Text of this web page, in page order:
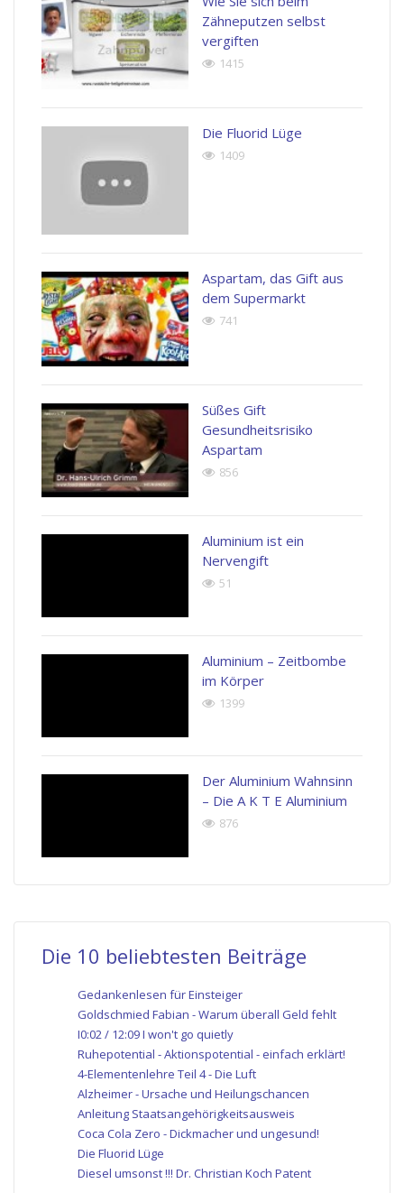
Zähneputzen selbst
vergiften
1415
Die Fluorid Lüge
1409
Aspartam, das Gift aus
dem Supermarkt
741
Süßes Gift
Gesundheitsrisiko
Aspartam
856
Aluminium ist ein
Nervengift
51
Aluminium – Zeitbombe
im Körper
1399
Der Aluminium Wahnsinn
– Die A K T E Aluminium
876
Die 10 beliebtesten Beiträge
Gedankenlesen für Einsteiger
Goldschmied Fabian - Warum überall Geld fehlt
I0:02 / 12:09 I won't go quietly
Ruhepotential - Aktionspotential - einfach erklärt!
4-Elementenlehre Teil 4 - Die Luft
Alzheimer - Ursache und Heilungschancen
Anleitung Staatsangehörigkeitsausweis
Coca Cola Zero - Dickmacher und ungesund!
Die Fluorid Lüge
Diesel umsonst !!! Dr. Christian Koch Patent